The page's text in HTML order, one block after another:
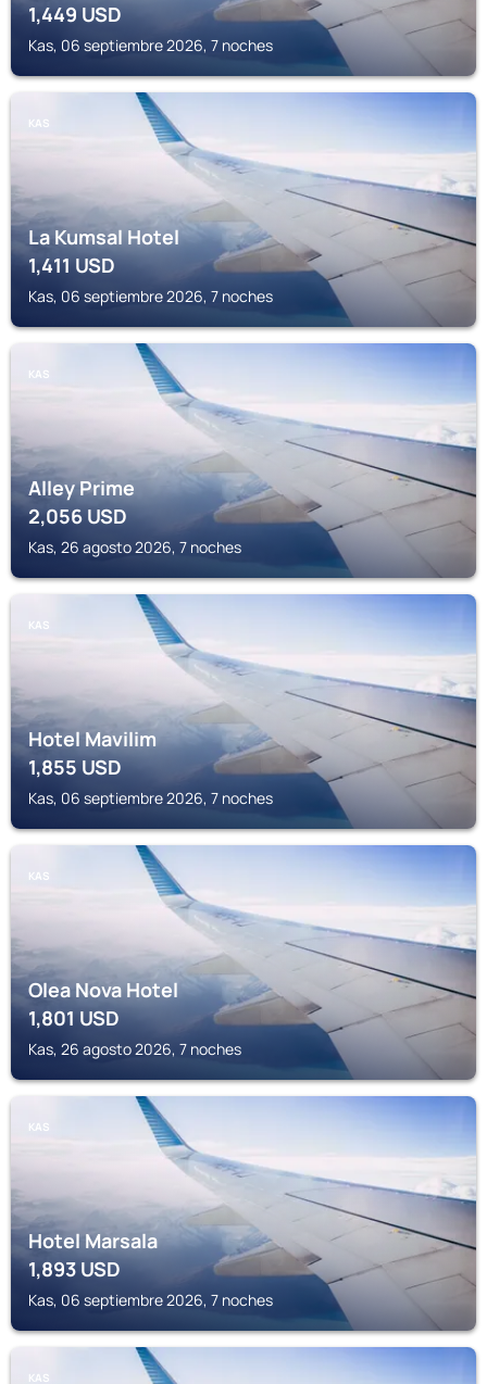
1,449USD
Kas, 06 septiembre 2026, 7 noches
KAS
La Kumsal Hotel
1,411USD
Kas, 06 septiembre 2026, 7 noches
KAS
Alley Prime
2,056USD
Kas, 26 agosto 2026, 7 noches
KAS
Hotel Mavilim
1,855USD
Kas, 06 septiembre 2026, 7 noches
KAS
Olea Nova Hotel
1,801USD
Kas, 26 agosto 2026, 7 noches
KAS
Hotel Marsala
1,893 USD
Kas, 06 septiembre 2026, 7 noches
KAS